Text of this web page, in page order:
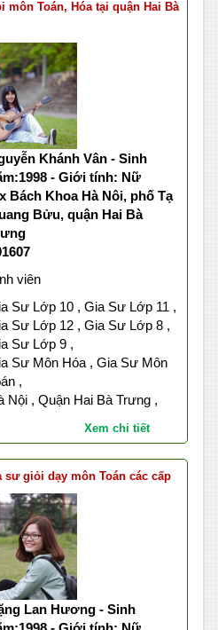
môn Toán, Hóa tại quận Hai Bà
Khánh Vân - Sinh
- Giới tính: Nữ
Bách Khoa Hà Nôi, phố Tạ
Bửu, quận Hai Bà
viên
Sư Lớp 10 , Gia Sư Lớp 11 ,
Sư Lớp 12 , Gia Sư Lớp 8 ,
Sư Lớp 9 ,
Sư Môn Hóa , Gia Sư Môn
,
Nội , Quận Hai Bà Trưng ,
Xem chi tiết
sư giỏi dạy môn Toán các cấp
Lan Hương - Sinh